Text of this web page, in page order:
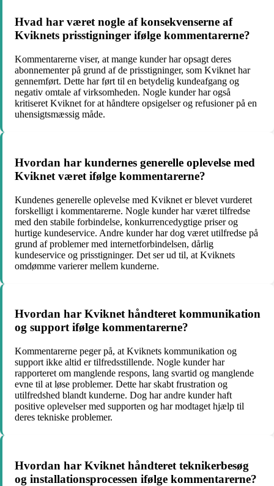
Hvad har været nogle af konsekvenserne af
Kviknets prisstigninger ifølge kommentarerne?
Kommentarerne viser, at mange kunder har opsagt deres
abonnementer på grund af de prisstigninger, som Kviknet har
gennemført. Dette har ført til en betydelig kundeafgang og
negativ omtale af virksomheden. Nogle kunder har også
kritiseret Kviknet for at håndtere opsigelser og refusioner på en
uhensigtsmæssig måde.
Hvordan har kundernes generelle oplevelse med
Kviknet været ifølge kommentarerne?
Kundenes generelle oplevelse med Kviknet er blevet vurderet
forskelligt i kommentarerne. Nogle kunder har været tilfredse
med den stabile forbindelse, konkurrencedygtige priser og
hurtige kundeservice. Andre kunder har dog været utilfredse på
grund af problemer med internetforbindelsen, dårlig
kundeservice og prisstigninger. Det ser ud til, at Kviknets
omdømme varierer mellem kunderne.
Hvordan har Kviknet håndteret kommunikation
og support ifølge kommentarerne?
Kommentarerne peger på, at Kviknets kommunikation og
support ikke altid er tilfredsstillende. Nogle kunder har
rapporteret om manglende respons, lang svartid og manglende
evne til at løse problemer. Dette har skabt frustration og
utilfredshed blandt kunderne. Dog har andre kunder haft
positive oplevelser med supporten og har modtaget hjælp til
deres tekniske problemer.
Hvordan har Kviknet håndteret teknikerbesøg
og installationsprocessen ifølge kommentarerne?